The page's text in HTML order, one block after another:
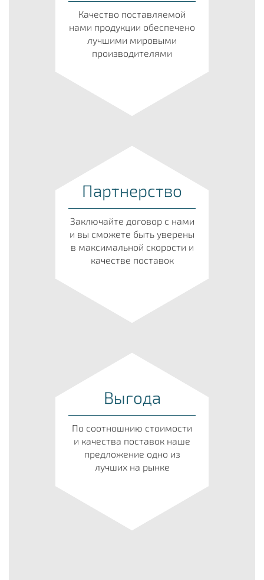
Качество поставляемой
нами продукции обеспечено
лучшими мировыми
производителями
Партнерство
Заключайте договор с нами
и вы сможете быть уверены
в максимальной скорости и
качестве поставок
Выгода
По соотношнию стоимости
и качества поставок наше
предложение одно из
лучших на рынке